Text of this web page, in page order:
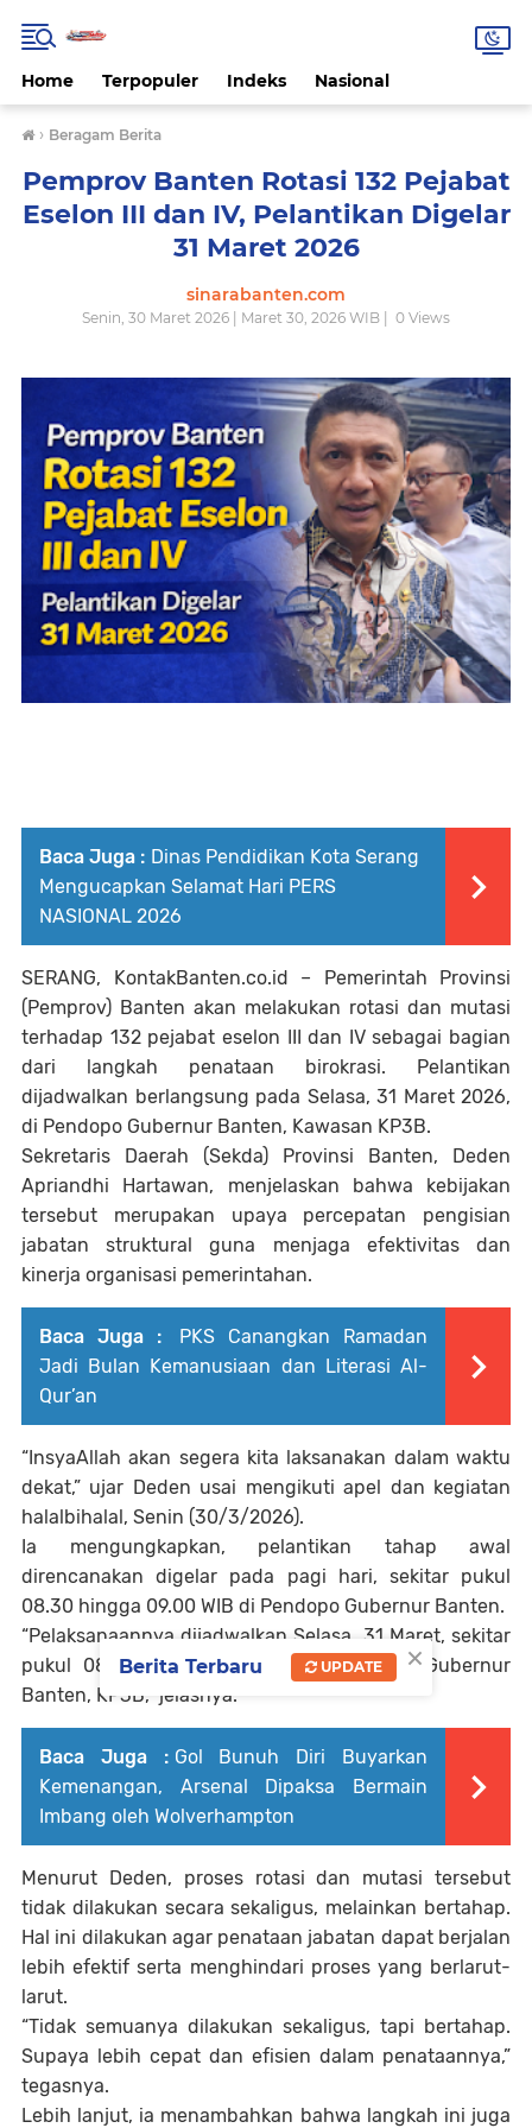
Home Terpopuler Indeks Nasional
› Beragam Berita
Pemprov Banten Rotasi 132 Pejabat
Eselon III dan IV, Pelantikan Digelar
31 Maret 2026
sinarabanten.com
Senin, 30 Maret 2026 | Maret 30, 2026 WIB | 0 Views
Baca Juga : Dinas Pendidikan Kota Serang
Mengucapkan Selamat Hari PERS
NASIONAL 2026
SERANG, KontakBanten.co.id
– Pemerintah Provinsi
(Pemprov) Banten akan melakukan rotasi dan mutasi
terhadap 132 pejabat eselon III dan IV sebagai bagian
dari langkah penataan birokrasi. Pelantikan
dijadwalkan berlangsung pada Selasa, 31 Maret 2026,
di Pendopo Gubernur Banten, Kawasan KP3B.
Sekretaris Daerah (Sekda) Provinsi Banten, Deden
Apriandhi Hartawan, menjelaskan bahwa kebijakan
tersebut merupakan upaya percepatan pengisian
jabatan struktural guna menjaga efektivitas dan
kinerja organisasi pemerintahan.
Baca Juga :
PKS Canangkan Ramadan
Jadi Bulan Kemanusiaan dan Literasi Al-
Qur’an
“InsyaAllah akan segera kita laksanakan dalam waktu
dekat,” ujar Deden usai mengikuti apel dan kegiatan
halalbihalal, Senin (30/3/2026).
Ia mengungkapkan, pelantikan tahap awal
direncanakan digelar pada pagi hari, sekitar pukul
08.30 hingga 09.00 WIB di Pendopo Gubernur Banten.
“Pelaksanaannya dijadwalkan Selasa, 31 Maret, sekitar
pukul 08.30 atau 09.00 WIB di Pendopo Gubernur
Banten, KP3B,” jelasnya.
Baca Juga : Gol Bunuh Diri Buyarkan
Kemenangan, Arsenal Dipaksa Bermain
Imbang oleh Wolverhampton
Menurut Deden, proses rotasi dan mutasi tersebut
tidak dilakukan secara sekaligus, melainkan bertahap.
Hal ini dilakukan agar penataan jabatan dapat berjalan
lebih efektif serta menghindari proses yang berlarut-
larut.
“Tidak semuanya dilakukan sekaligus, tapi bertahap.
Supaya lebih cepat dan efisien dalam penataannya,”
tegasnya.
Lebih lanjut, ia menambahkan bahwa langkah ini juga
×
Berita Terbaru UPDATE